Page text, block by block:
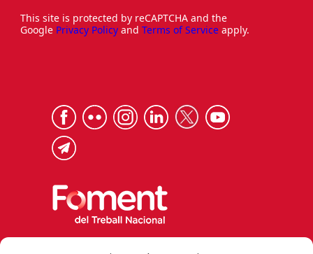
This site is protected by reCAPTCHA and the
Google Privacy Policy and Terms of Service apply.